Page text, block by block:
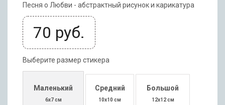
Песня о Любви - абстрактный рисунок и карикатура
70 руб.
Выберите размер стикера
Маленький
6x7 см
Средний
10x10 см
Большой
12x12 см